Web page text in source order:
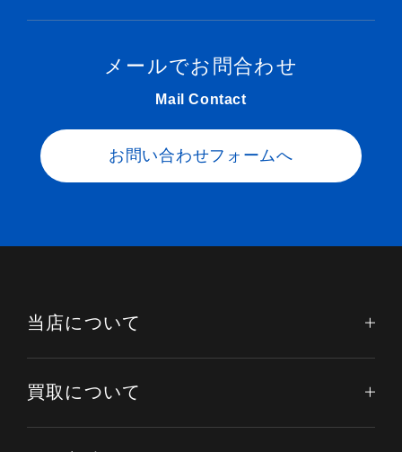
メールでお問合わせ
Mail Contact
お問い合わせフォームへ
当店について
買取について